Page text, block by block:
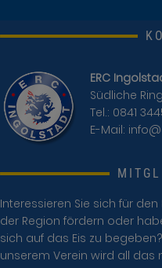
ERC
Südliche
Tel.: 0841
E-Mail:
Interessieren Sie sich für
der Region fördern oder
sich auf das Eis zu
unserem Verein wird all das